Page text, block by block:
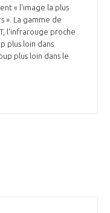
« l'image la plus
». La gamme de
l'infrarouge proche
plus loin dans
plus loin dans le